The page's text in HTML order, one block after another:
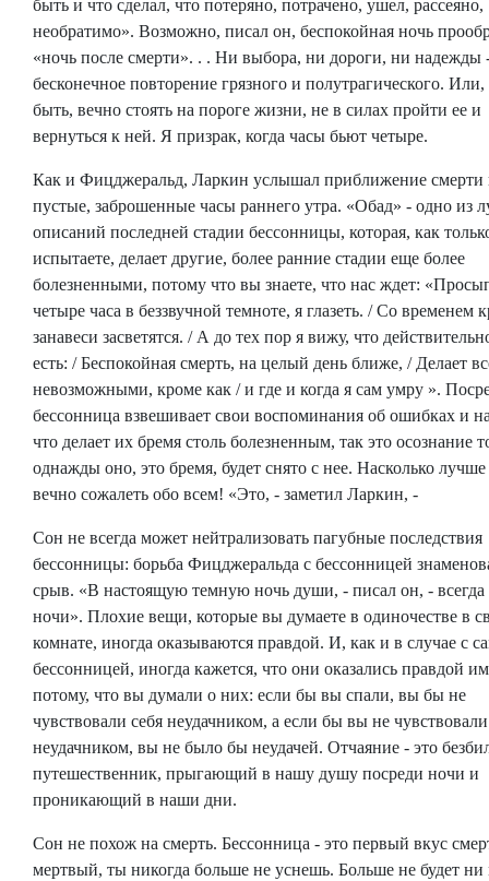
быть и что сделал, что потеряно, потрачено, ушел, рассеяно,
необратимо». Возможно, писал он, беспокойная ночь
«ночь после смерти». . . Ни выбора, ни дороги, ни надежды
бесконечное повторение грязного и полутрагического.
быть, вечно стоять на пороге жизни, не в силах пройти ее и
вернуться к ней. Я призрак, когда часы бьют четыре.
Как и Фицджеральд, Ларкин услышал приближение смерти
пустые, заброшенные часы раннего утра. «Обад» - одно из
описаний последней стадии бессонницы, которая, как
испытаете, делает другие, более ранние стадии еще более
болезненными, потому что вы знаете, что нас ждет:
четыре часа в беззвучной темноте, я глазеть. / Со временем
занавеси засветятся. / А до тех пор я вижу, что
есть: / Беспокойная смерть, на целый день ближе, / Делает
невозможными, кроме как / и где и когда я сам умру ».
бессонница взвешивает свои воспоминания об ошибках и
что делает их бремя столь болезненным, так это осознание
однажды оно, это бремя, будет снято с нее. Насколько
вечно сожалеть обо всем! «Это, - заметил Ларкин, -
Сон не всегда может нейтрализовать пагубные последствия
бессонницы: борьба Фицджеральда с бессонницей
срыв. «В настоящую темную ночь души, - писал он, - всегда
ночи». Плохие вещи, которые вы думаете в одиночестве в
комнате, иногда оказываются правдой. И, как и в случае с
бессонницей, иногда кажется, что они оказались правдой
потому, что вы думали о них: если бы вы спали, вы бы не
чувствовали себя неудачником, а если бы вы не чувствовали
неудачником, вы не было бы неудачей. Отчаяние - это
путешественник, прыгающий в нашу душу посреди ночи и
проникающий в наши дни.
Сон не похож на смерть. Бессонница - это первый вкус
мертвый, ты никогда больше не уснешь. Больше не будет ни